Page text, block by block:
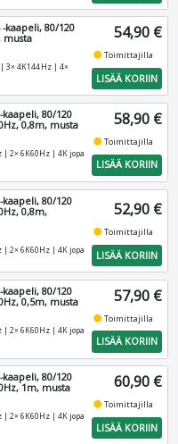
kaapeli, 80/120
musta
3× 4K144 Hz | 4×
54,90 €
fiber_manual_recordToimittajilla
LISÄÄ KORIIN
80/120
0,8m, musta
| 2× 6K60Hz | 4K jopa
58,90 €
fiber_manual_recordToimittajilla
LISÄÄ KORIIN
80/120
0,8m,
| 2× 6K60Hz | 4K jopa
52,90 €
fiber_manual_recordToimittajilla
LISÄÄ KORIIN
80/120
0,5m, musta
| 2× 6K60Hz | 4K jopa
57,90 €
fiber_manual_recordToimittajilla
LISÄÄ KORIIN
80/120
1m, musta
| 2× 6K60Hz | 4K jopa
60,90 €
fiber_manual_recordToimittajilla
LISÄÄ KORIIN